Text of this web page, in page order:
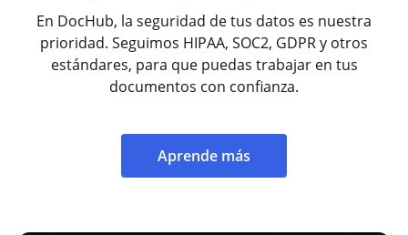
En DocHub, la seguridad de tus datos es nuestra
prioridad. Seguimos HIPAA, SOC2, GDPR y otros
estándares, para que puedas trabajar en tus
documentos con confianza.
Aprende más